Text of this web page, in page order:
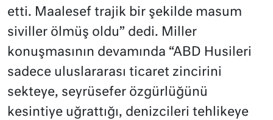
etti. Maalesef trajik bir şekilde masum
siviller ölmüş oldu” dedi. Miller
konuşmasının devamında “ABD Husileri
sadece uluslararası ticaret zincirini
sekteye, seyrüsefer özgürlüğünü
kesintiye uğrattığı, denizcileri tehlikeye